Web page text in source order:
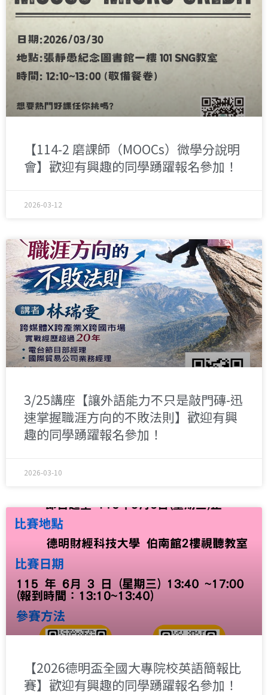
【114-2 磨課師（MOOCs）微學分說明
會】歡迎有興趣的同學踴躍報名參加！
2026-03-12
3/25講座【讓外語能力不只是敲門磚-迅
速掌握職涯方向的不敗法則】歡迎有興
趣的同學踴躍報名參加！
2026-03-10
【2026德明盃全國大專院校英語簡報比
賽】歡迎有興趣的同學踴躍報名參加！